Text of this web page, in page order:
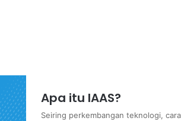
Apa itu IAAS?
Seiring perkembangan teknologi,